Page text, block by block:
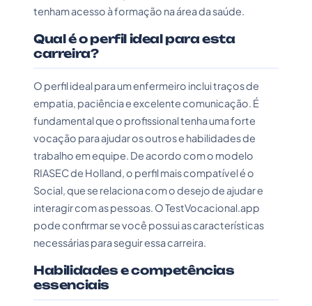
tenham acesso à formação na área da saúde.
Qual é o perfil ideal para esta
carreira?
O perfil ideal para um enfermeiro inclui traços de
empatia, paciência e excelente comunicação. É
fundamental que o profissional tenha uma forte
vocação para ajudar os outros e habilidades de
trabalho em equipe. De acordo com o modelo
RIASEC de Holland, o perfil mais compatível é o
Social, que se relaciona com o desejo de ajudar e
interagir com as pessoas. O TestVocacional.app
pode confirmar se você possui as características
necessárias para seguir essa carreira.
Habilidades e competências
essenciais